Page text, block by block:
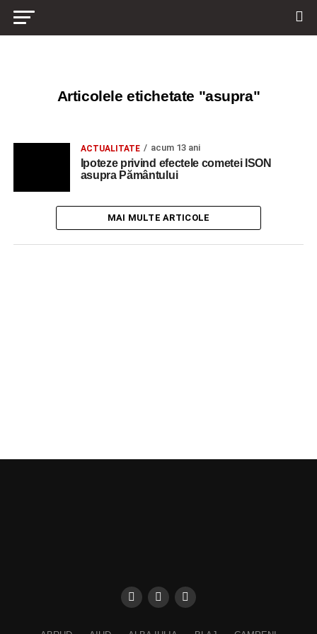
Articolele etichetate "asupra"
ACTUALITATE acum 13 ani
Ipoteze privind efectele cometei ISON
asupra Pământului
MAI MULTE ARTICOLE